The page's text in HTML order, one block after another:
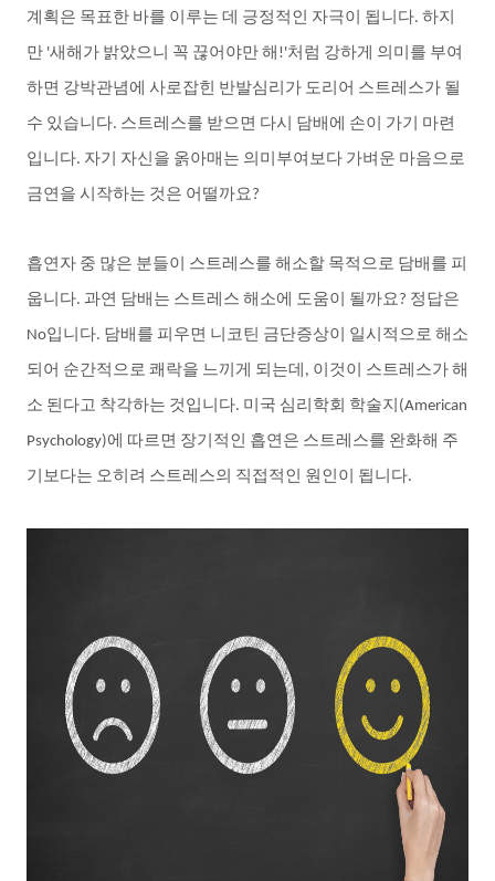
계획은 목표한 바를 이루는 데 긍정적인 자극이 됩니다. 하지
만 '새해가 밝았으니 꼭 끊어야만해 !'처럼 강하게 의미를 부여
하면 강박관념에 사로잡힌 반발심리가 도리어 스트레스가 될
수 있습니다. 스트레스를 받으면 다시 담배에 손이 가기
마련
입니다. 자기 자신을 옭아매는 의미부여보다 가벼운 마음으로
금연을 시작하는 것은 어떨까요 ?
흡연자 중 많은 분들이 스트레스를 해소할 목적으로 담배를 피
웁니다. 과연 담배는 스트레스 해소에 도움이 될까요 ? 정답은
No입니다. 담배를 피우면 니코틴 금단증상이 일시적으로 해소
되어 순간적으로 쾌락을 느끼게 되는데 , 이것이 스트레스가해
소 된다고 착각하는 것입니다. 미국 심리학회 학술지 (American
Psychology)에 따르면 장기적인 흡연은 스트레스를 완화해 주
기보다는 오히려 스트레스의 직접적인 원인이 됩니다.